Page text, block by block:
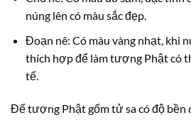
núng lên có màu sắc đẹp.
Đoạn nê: Có màu vàng nhạt, khi
thích hợp để làm tượng Phật có
tế.
Để tượng Phật gốm tử sa có độ bền